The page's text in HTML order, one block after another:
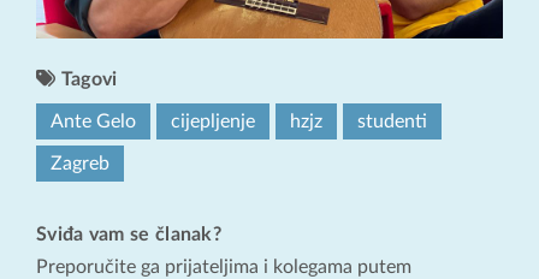
Tagovi
Ante Gelo cijepljenje hzjz studenti
Zagreb
Sviđa vam se članak?
Preporučite ga prijateljima i kolegama putem